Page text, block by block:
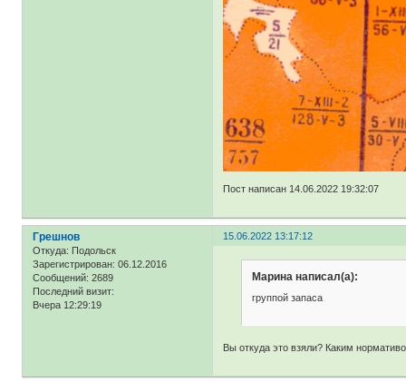
Пост написан 14.06.2022 19:32:07
15.06.2022 13:17:12
Грешнов
Откуда: Подольск
Зарегистрирован: 06.12.2016
Сообщений: 2689
Последний визит:
Вчера 12:29:19
Марина написал(а):
группой запаса
Вы откуда это взяли? Каким